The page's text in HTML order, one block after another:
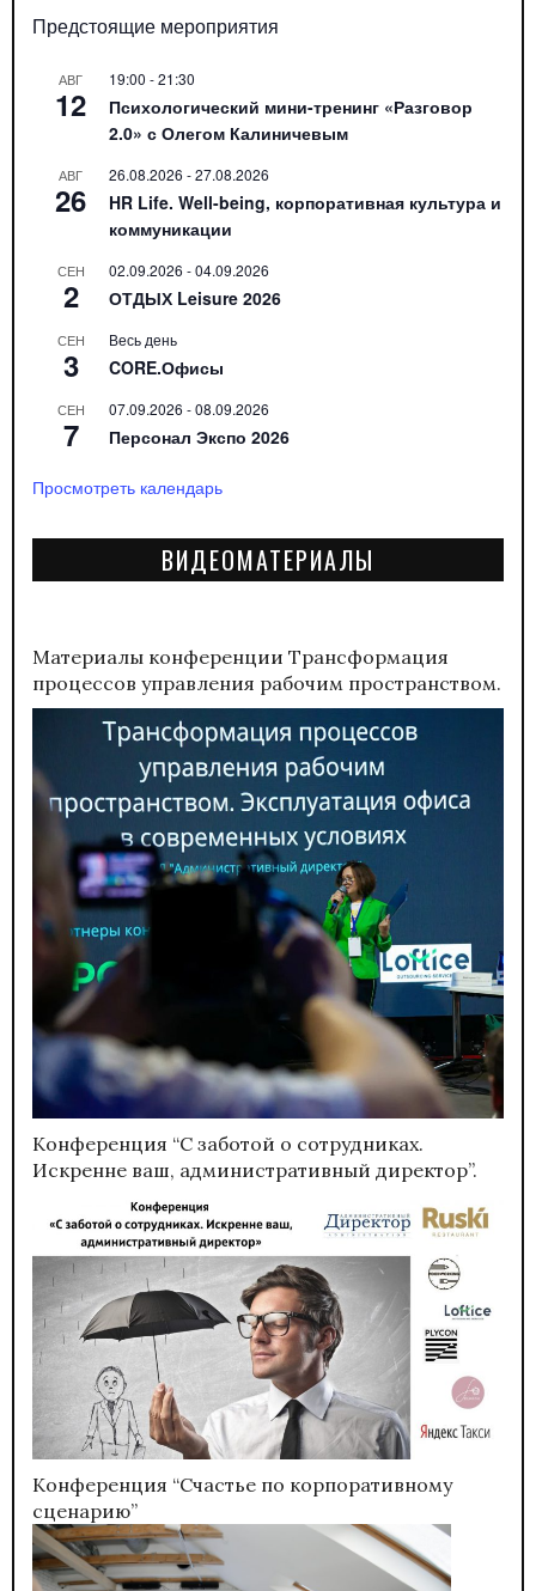
Предстоящие мероприятия
АВГ
12
19:00 -21:30
Психологический мини-тренинг «Разговор
2.0» с Олегом Калиничевым
АВГ
26
26.08.2026 -27.08.2026
HR Life. Well-being, корпоративная культура и
коммуникации
СЕН
2
02.09.2026 -04.09.2026
ОТДЫХ Leisure 2026
СЕН
3
Весь день
CORE.Офисы
СЕН
7
07.09.2026 -08.09.2026
Персонал Экспо 2026
Просмотреть календарь
ВИДЕОМАТЕРИАЛЫ
Материалы конференции Трансформация
процессов управления рабочим пространством.
Конференция “С заботой о сотрудниках.
Искренне ваш, административный директор”.
Конференция “Счастье по корпоративному
сценарию”